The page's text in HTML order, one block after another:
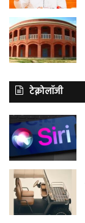
टेक्नोलॉजी